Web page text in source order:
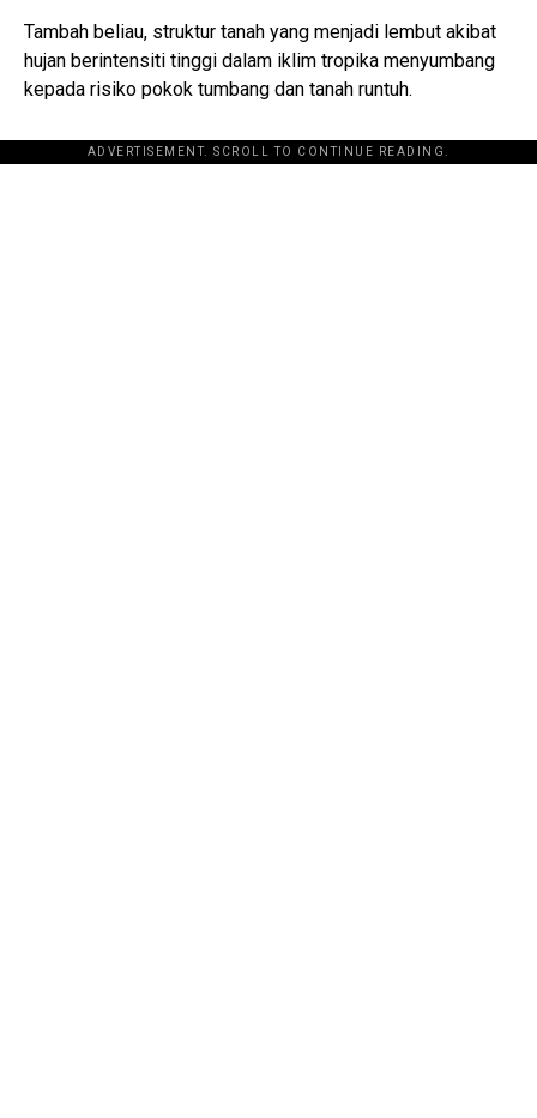
Tambah beliau, struktur tanah yang menjadi lembut akibat
hujan berintensiti tinggi dalam iklim tropika menyumbang
kepada risiko pokok tumbang dan tanah runtuh.
ADVERTISEMENT. SCROLL TO CONTINUE READING.